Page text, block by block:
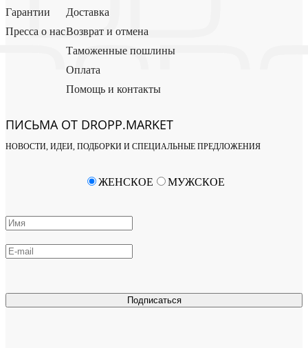
Гарантии
Пресса о нас
Доставка
Возврат и отмена
Таможенные пошлины
Оплата
Помощь и контакты
ПИСЬМА ОТ DROPP.MARKET
НОВОСТИ, ИДЕИ, ПОДБОРКИ И СПЕЦИАЛЬНЫЕ ПРЕДЛОЖЕНИЯ
Подписаться
ЖЕНСКОЕ МУЖСКОЕ